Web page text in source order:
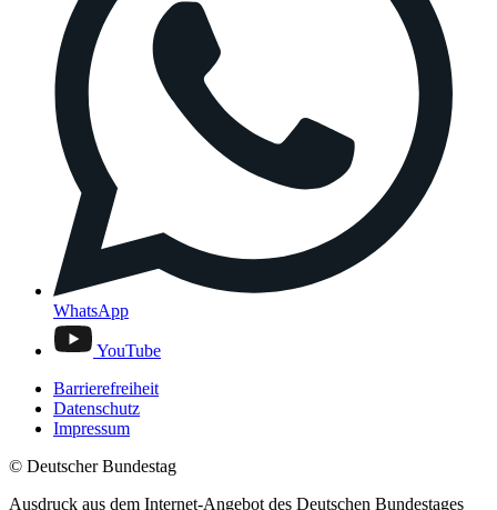
WhatsApp
YouTube
Barrierefreiheit
Datenschutz
Impressum
© Deutscher Bundestag
Ausdruck aus dem Internet-Angebot des Deutschen Bundestages